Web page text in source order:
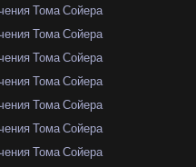
Тома Сойера
Тома Сойера
Тома Сойера
Тома Сойера
Тома Сойера
Тома Сойера
Тома Сойера